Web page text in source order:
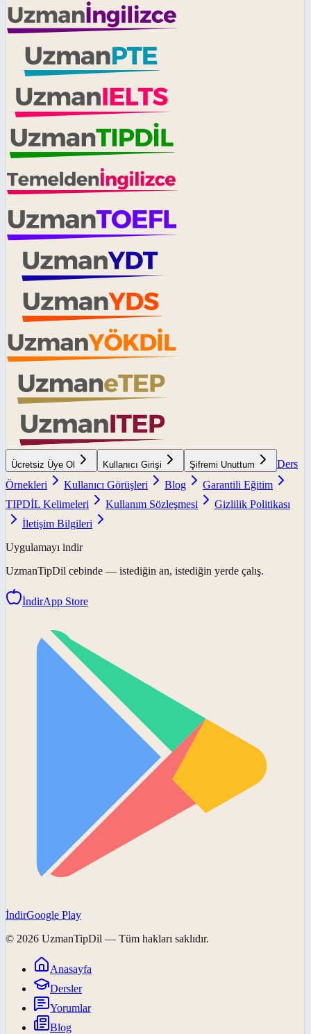
Ücretsiz Üye Ol Kullanıcı Girişi Şifremi Unuttum
Ders
Örnekleri
Kullanıcı Görüşleri Blog
Garantili Eğitim
TIPDİL Kelimeleri
Kullanım Sözleşmesi
Gizlilik Politikası
İletişim Bilgileri
Uygulamayı indir
UzmanTipDil cebinde — istediğin an, istediğin yerde çalış.
İndirApp Store
İndirGoogle Play
© 2026 UzmanTipDil — Tüm hakları saklıdır.
Anasayfa
Dersler
Yorumlar
Blog